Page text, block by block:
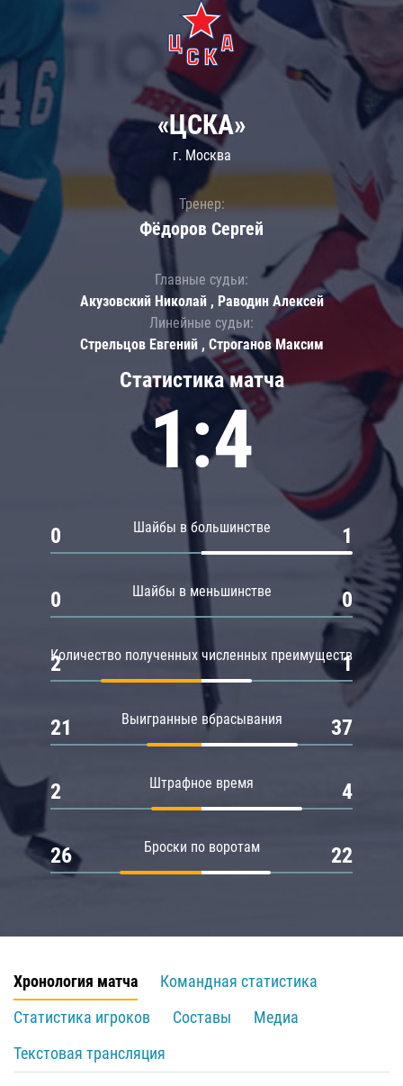
Статистика матча
1:4
Шайбы в большинстве
0 1
Шайбы в меньшинстве
0 0
Количество полученных численных преимуществ
2 1
Выигранные вбрасывания
21 37
Штрафное время
2 4
Броски по воротам
26 22
«ЦСКА»
г. Москва
Тренер:
Фёдоров Сергей
Главные судьи:
Акузовский Николай , Раводин Алексей
Линейные судьи:
Стрельцов Евгений , Строганов Максим
Хронология матча
Командная статистика
Статистика игроков
Составы
Медиа
Текстовая трансляция